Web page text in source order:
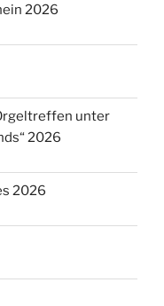
2026
unter
2026
2026